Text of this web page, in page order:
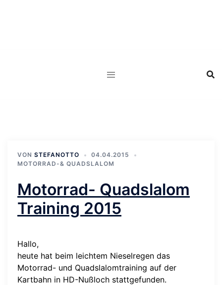
VON STEFANOTTO
04.04.2015
MOTORRAD-& QUADSLALOM
Motorrad- Quadslalom
Training 2015
Hallo,
heute hat beim leichtem Nieselregen das
Motorrad- und Quadslalomtraining auf der
Kartbahn in HD-Nußloch stattgefunden.